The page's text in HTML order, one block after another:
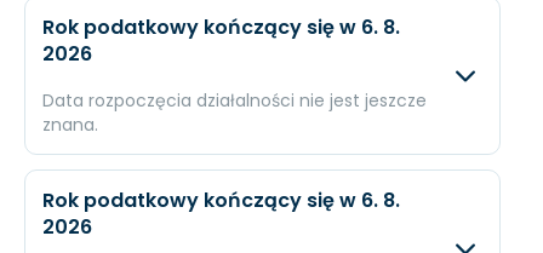
Rok podatkowy kończący się w 6. 8.
2026
Data rozpoczęcia działalności nie jest jeszcze
znana.
Przychody
Rok podatkowy kończący się w 6. 8.
2026